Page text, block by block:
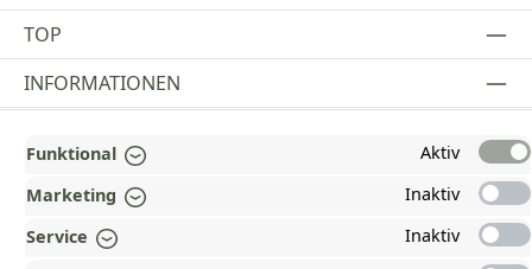
TOP
INFORMATIONEN
AUSGEZEICHNET UND ZERTIFIZIERT!
Funktional
Aktiv
Marketing
Inaktiv
Service
Inaktiv